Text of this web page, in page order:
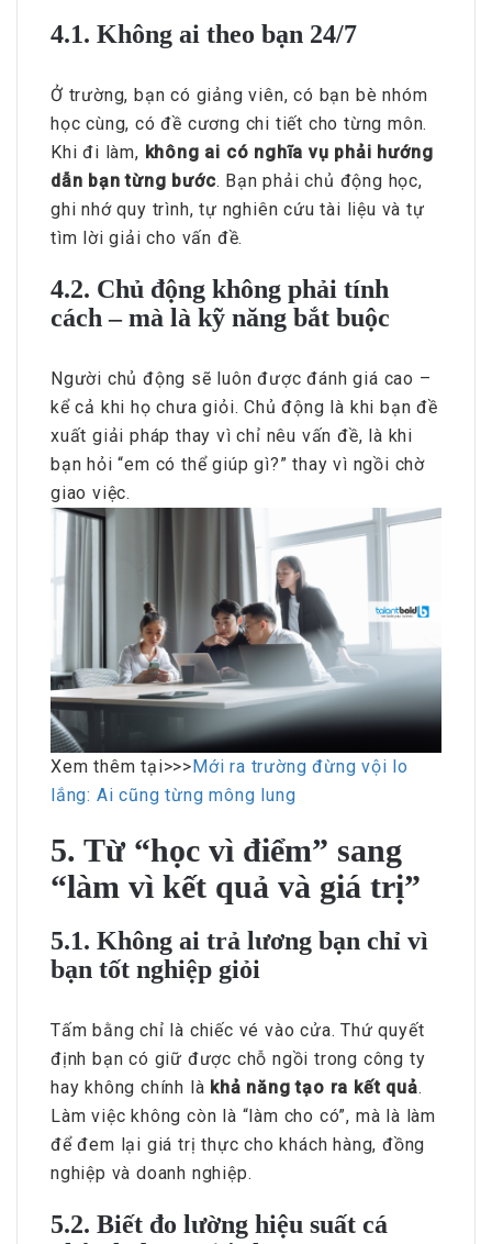
4.1. Không ai theo bạn 24/7
Ở trường, bạn có giảng viên, có bạn bè nhóm
học cùng, có đề cương chi tiết cho từng môn.
Khi đi làm, không ai có nghĩa vụ phải hướng
dẫn bạn từng bước. Bạn phải chủ động học,
ghi nhớ quy trình, tự nghiên cứu tài liệu và tự
tìm lời giải cho vấn đề.
4.2. Chủ động không phải tính
cách – mà là kỹ năng bắt buộc
Người chủ động sẽ luôn được đánh giá cao –
kể cả khi họ chưa giỏi. Chủ động là khi bạn đề
xuất giải pháp thay vì chỉ nêu vấn đề, là khi
bạn hỏi “em có thể giúp gì?” thay vì ngồi chờ
giao việc.
Xem thêm tại>>>Mới ra trường đừng vội lo
lắng: Ai cũng từng mông lung
5. Từ “học vì điểm” sang
“làm vì kết quả và giá trị”
5.1. Không ai trả lương bạn chỉ vì
bạn tốt nghiệp giỏi
Tấm bằng chỉ là chiếc vé vào cửa. Thứ quyết
định bạn có giữ được chỗ ngồi trong công ty
hay không chính là khả năng tạo ra kết quả.
Làm việc không còn là “làm cho có”, mà là làm
để đem lại giá trị thực cho khách hàng, đồng
nghiệp và doanh nghiệp.
5.2. Biết đo lường hiệu suất cá